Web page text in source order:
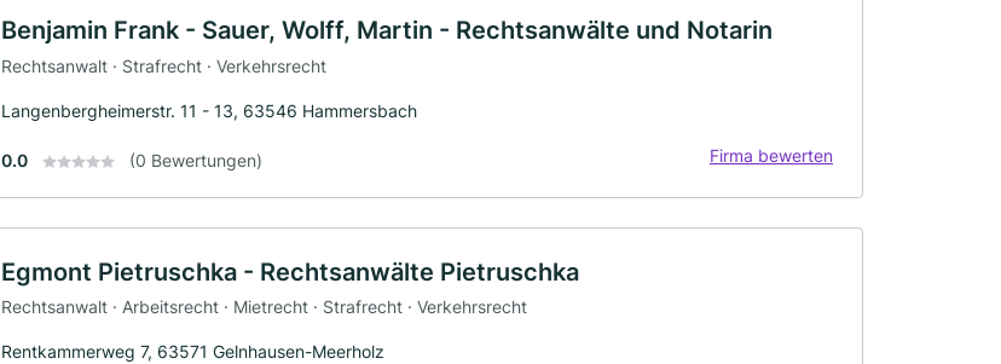
Benjamin Frank - Sauer, Wolff, Martin - Rechtsanwälte und Notarin
Rechtsanwalt · Strafrecht · Verkehrsrecht
Langenbergheimerstr. 11 - 13, 63546 Hammersbach
0.0 (0 Bewertungen) Firma bewerten
Egmont Pietruschka - Rechtsanwälte Pietruschka
Rechtsanwalt · Arbeitsrecht · Mietrecht · Strafrecht · Verkehrsrecht
Rentkammerweg 7, 63571 Gelnhausen-Meerholz